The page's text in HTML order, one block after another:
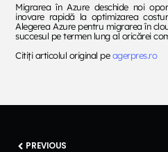
Migrarea în Azure deschide noi
inovare rapidă la optimizarea
Alegerea Azure pentru migrarea în
succesul pe termen lung al oricărei
Citiți articolul original peagerpres.ro
PREVIOUS